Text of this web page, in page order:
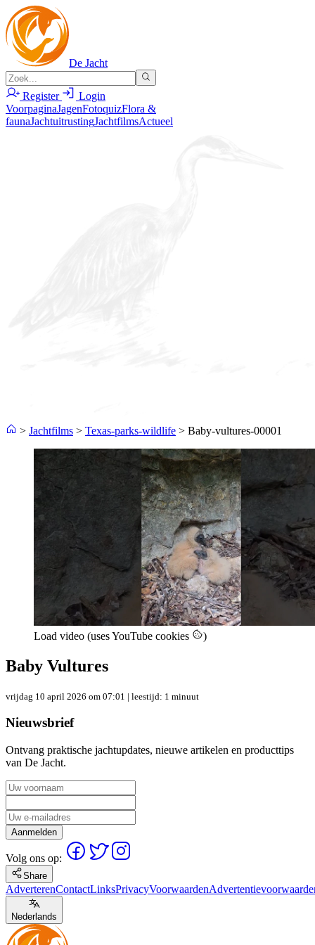
De Jacht
Register
Login
VoorpaginaJagenFotoquizFlora &
faunaJachtuitrustingJachtfilmsActueel
> Jachtfilms > Texas-parks-wildlife > Baby-vultures-00001
Load video (uses YouTube cookies )
Baby Vultures
vrijdag 10 april 2026 om 07:01 | leestijd: 1 minuut
Nieuwsbrief
Ontvang praktische jachtupdates, nieuwe artikelen en producttips
van De Jacht.
Aanmelden
Volg ons op:
Share
AdverterenContactLinksPrivacyVoorwaarden
Nederlands